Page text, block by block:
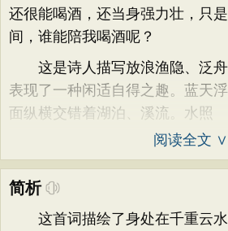
还很能喝酒，还当身强力壮，只
间，谁能陪我喝酒呢？
这是诗人描写放浪渔隐、泛舟
表现了一种闲适自得之趣。蓝天
面纵横交错着湖泊、溪流。水照
阅读全文 ∨
简析
这首词描绘了身处在千重云水